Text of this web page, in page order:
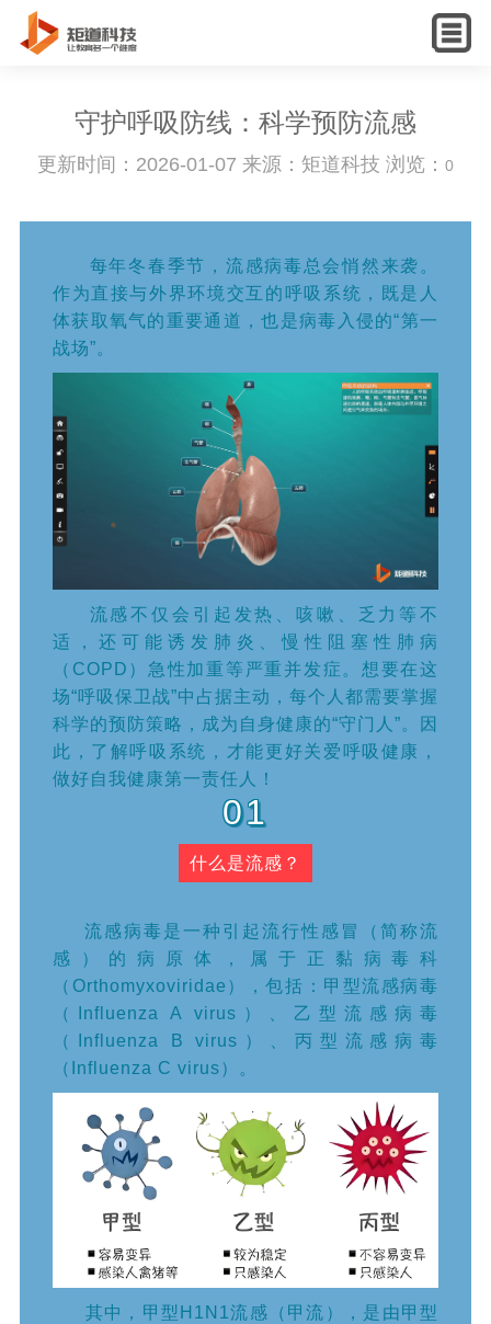
English
守护呼吸防线：科学预防流感
更新时间：2026-01-07 来源：矩道科技 浏览： 0
每年冬春季节，流感病毒总会悄然来袭。
作为直接与外界环境交互的呼吸系统，既是人
体获取氧气的重要通道，也是病毒入侵的“第一
战场”。
流感不仅会引起发热、咳嗽、乏力等不
适，还可能诱发肺炎、慢性阻塞性肺病
（COPD）急性加重等严重并发症。想要在这
场“呼吸保卫战”中占据主动，每个人都需要掌握
科学的预防策略，成为自身健康的“守门人”。因
此， 了解呼吸系统，才能更好关爱呼吸健康，
做好自我健康第一责任人！
01
什么是流感？
流感病毒是一种引起流行性感冒（简称流
感）的病原体，属于正黏病毒科
（Orthomyxoviridae），包括：甲型流感病毒
（Influenza A virus）、乙型流感病毒
（Influenza B virus）、丙型流感病毒
（Influenza C virus）。
其中， 甲型H1N1流感（甲流），是由甲型